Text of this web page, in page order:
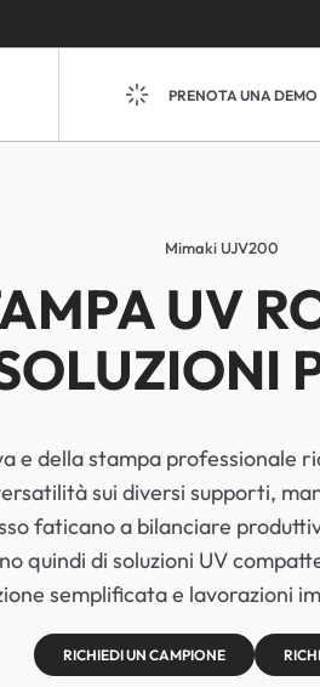
PRENOTA UNA DEMO
Mimaki UJV200
UV
e della stampa professionale
sui diversi supporti,
faticano a bilanciare
quindi di soluzioni UV
semplificata e lavorazioni
RICHIEDI UN CAMPIONE